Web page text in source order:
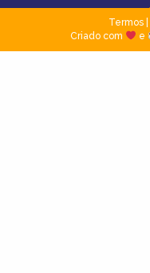
Termos|
Criado com
e